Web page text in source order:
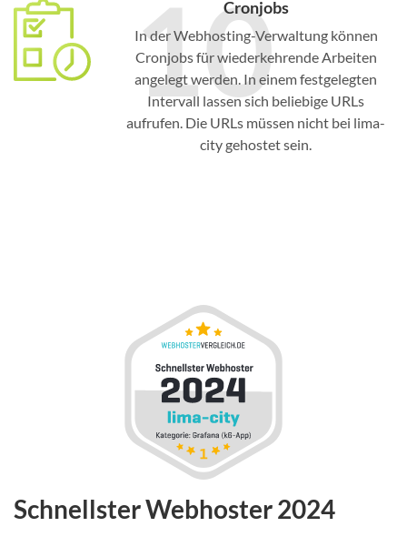
10
Cronjobs
In der Webhosting-Verwaltung können
Cronjobs für wiederkehrende Arbeiten
angelegt werden. In einem festgelegten
Intervall lassen sich beliebige URLs
aufrufen. Die URLs müssen nicht bei lima-
city gehostet sein.
Schnellster Webhoster 2024